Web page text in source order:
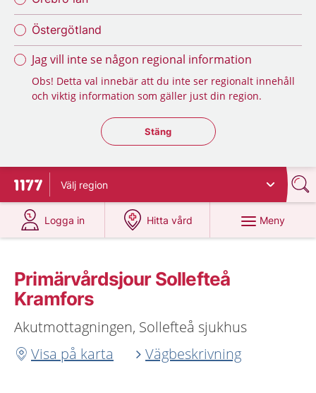
Östergötland
Jag vill inte se någon regional information
Obs! Detta val innebär att du inte ser regionalt innehåll
och viktig information som gäller just din region.
Stäng regionsväljaren
Stäng
Till startsidan för 1177
Välj region
Logga in
på 1177.se
Hitta vård
på 1177.se
Meny
Primärvårdsjour Sollefteå
Kramfors
Akutmottagningen, Sollefteå sjukhus
Visa på karta
Vägbeskrivning